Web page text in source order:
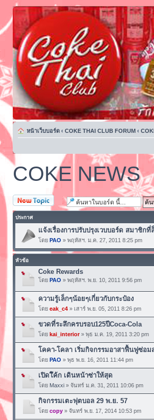
หน้าเว็บบอร์ด ‹ COKE THAI CLUB FORUM ‹
COKE NEWS
ตั้งกระทู้ใหม่
ประกาศ
แจ้งเรื่องการปรับปรุงเวบบอร์ด สมาชิก
โดย PAO » พฤหัสฯ. ม.ค. 27, 2011 8:25 pm
หัวข้อ
Coke Rewards
โดย PAO » พฤหัสฯ. พ.ย. 10, 2011 9:56 pm
ความรู้เล็กๆน้อยๆเกี่ยวกับกระป๋อง
โดย eak_c4» เสาร์ พ.ย. 05, 2011 8:26 pm
ขวดที่ระลึกครบรอบ125ปีCoca-Cola
โดย kai_interior» พุธ ม.ค. 19, 2011 3:20 pm
โคคา-โคลา เริ่มกิจกรรมอาสาฟื้นฟูซ่อม
โดย PAO » พุธ พ.ย. 16, 2011 11:44 pm
เปิดโึค้ก เดินหน้าซ่าให้สุด
โดย Maxxi» จันทร์ ม.ค. 31, 2011 10:06 pm
กิจกรรมเตะฟุตบอล 29 พ.ย. 57
โดย copy» จันทร์ พ.ย. 17, 2014 10:53 pm